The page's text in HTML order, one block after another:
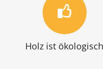
l
Holz ist ökologisch